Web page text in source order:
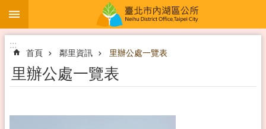
跳到主要內容區塊
:::
首頁 鄰里資訊 里辦公處一覽表
里辦公處一覽表